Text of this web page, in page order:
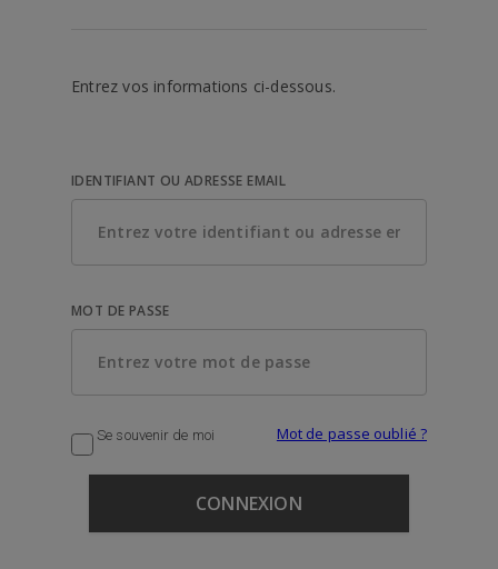
Entrez vos informations ci-dessous.
IDENTIFIANT OU ADRESSE EMAIL
MOT DE PASSE
Se souvenir de moi Mot de passe oublié ?